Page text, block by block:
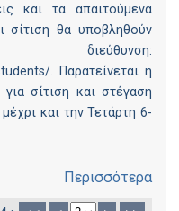
και τα απαιτούμενα
σίτιση θα υποβληθούν
διεύθυνση:
. Παρατείνεται η
σίτιση και στέγαση
και την Τετάρτη 6-
Περισσότερα